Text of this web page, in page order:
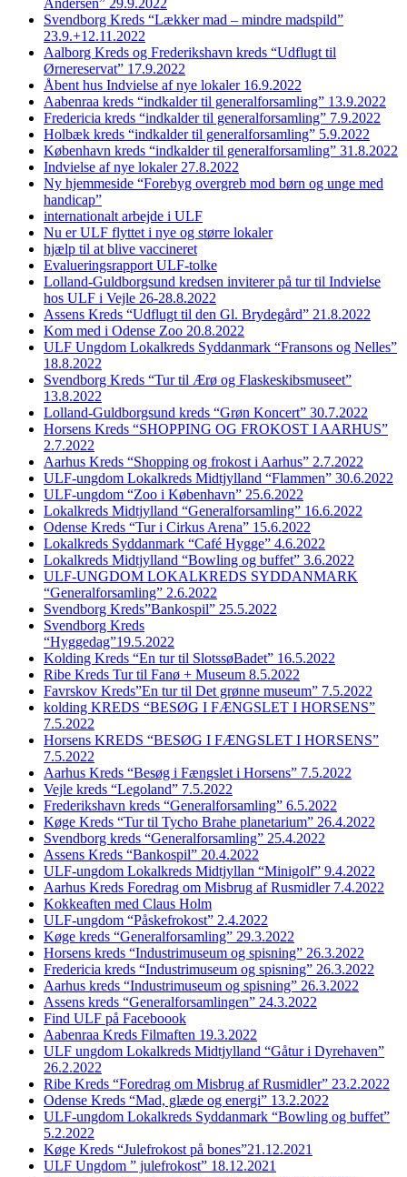
Andersen” 29.9.2022
Svendborg Kreds “Lækker mad – mindre madspild”
23.9.+12.11.2022
Aalborg Kreds og Frederikshavn kreds “Udflugt til
Ørnereservat” 17.9.2022
Åbent hus Indvielse af nye lokaler 16.9.2022
Aabenraa kreds “indkalder til generalforsamling” 13.9.2022
Fredericia kreds “indkalder til generalforsamling” 7.9.2022
Holbæk kreds “indkalder til generalforsamling” 5.9.2022
København kreds “indkalder til generalforsamling” 31.8.2022
Indvielse af nye lokaler 27.8.2022
Ny hjemmeside “Forebyg overgreb mod børn og unge med
handicap”
internationalt arbejde i ULF
Nu er ULF flyttet i nye og større lokaler
hjælp til at blive vaccineret
Evalueringsrapport ULF-tolke
Lolland-Guldborgsund kredsen inviterer på tur til Indvielse
hos ULF i Vejle 26-28.8.2022
Assens Kreds “Udflugt til den Gl. Brydegård” 21.8.2022
Kom med i Odense Zoo 20.8.2022
ULF Ungdom Lokalkreds Syddanmark “Fransons og Nelles”
18.8.2022
Svendborg Kreds “Tur til Ærø og Flaskeskibsmuseet”
13.8.2022
Lolland-Guldborgsund kreds “Grøn Koncert” 30.7.2022
Horsens Kreds “SHOPPING OG FROKOST I AARHUS”
2.7.2022
Aarhus Kreds “Shopping og frokost i Aarhus” 2.7.2022
ULF-ungdom Lokalkreds Midtjylland “Flammen” 30.6.2022
ULF-ungdom “Zoo i København” 25.6.2022
Lokalkreds Midtjylland “Generalforsamling” 16.6.2022
Odense Kreds “Tur i Cirkus Arena” 15.6.2022
Lokalkreds Syddanmark “Café Hygge” 4.6.2022
Lokalkreds Midtjylland “Bowling og buffet” 3.6.2022
ULF-UNGDOM LOKALKREDS SYDDANMARK
“Generalforsamling” 2.6.2022
Svendborg Kreds”Bankospil” 25.5.2022
Svendborg Kreds
“Hyggedag”19.5.2022
Kolding Kreds “En tur til SlotssøBadet” 16.5.2022
Ribe Kreds Tur til Fanø + Museum 8.5.2022
Favrskov Kreds”En tur til Det grønne museum” 7.5.2022
kolding KREDS “BESØG I FÆNGSLET I HORSENS”
7.5.2022
Horsens KREDS “BESØG I FÆNGSLET I HORSENS”
7.5.2022
Aarhus Kreds “Besøg i Fængslet i Horsens” 7.5.2022
Vejle kreds “Legoland” 7.5.2022
Frederikshavn kreds “Generalforsamling” 6.5.2022
Køge Kreds “Tur til Tycho Brahe planetarium” 26.4.2022
Svendborg kreds “Generalforsamling” 25.4.2022
Assens Kreds “Bankospil” 20.4.2022
ULF-ungdom Lokalkreds Midtjyllan “Minigolf” 9.4.2022
Aarhus Kreds Foredrag om Misbrug af Rusmidler 7.4.2022
Kokkeaften med Claus Holm
ULF-ungdom “Påskefrokost” 2.4.2022
Køge kreds “Generalforsamling” 29.3.2022
Horsens kreds “Industrimuseum og spisning” 26.3.2022
Fredericia kreds “Industrimuseum og spisning” 26.3.2022
Aarhus kreds “Industrimuseum og spisning” 26.3.2022
Assens kreds “Generalforsamlingen” 24.3.2022
Find ULF på Faceboook
Aabenraa Kreds Filmaften 19.3.2022
ULF ungdom Lokalkreds Midtjylland “Gåtur i Dyrehaven”
26.2.2022
Ribe Kreds “Foredrag om Misbrug af Rusmidler” 23.2.2022
Odense Kreds “Mad, glæde og energi” 13.2.2022
ULF-ungdom Lokalkreds Syddanmark “Bowling og buffet”
5.2.2022
Køge Kreds “Julefrokost på bones”21.12.2021
ULF Ungdom ” julefrokost” 18.12.2021